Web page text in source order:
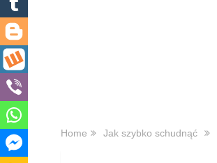
Home Jak szybko schudnąć